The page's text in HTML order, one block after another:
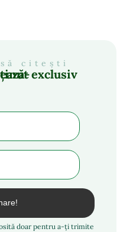
citești
conținut exclusiv
doar pentru a-ți trimite